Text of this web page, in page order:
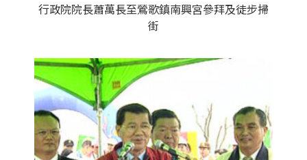
行政院院長蕭萬長至鶯歌鎮南興宮參拜及徒步掃
街